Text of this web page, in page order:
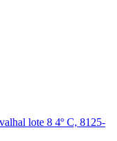
lote 8 4º C, 8125-